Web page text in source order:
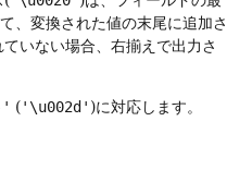
、変換された値の末尾に追加さ
いない場合、右揃えで出力さ
('\u002d' )に対応します。